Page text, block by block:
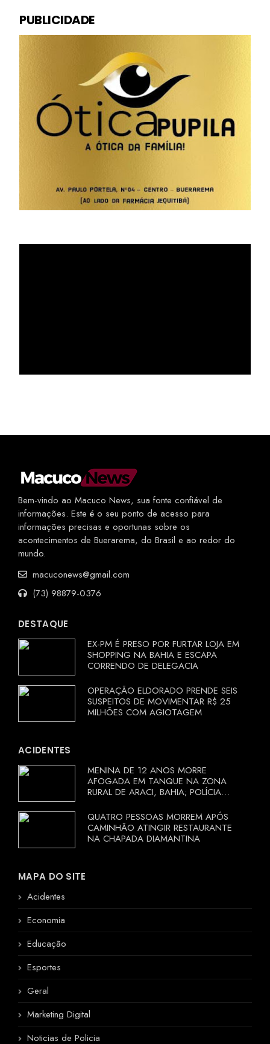
PUBLICIDADE
Bem-vindo ao Macuco News, sua fonte confiável de
informações. Este é o seu ponto de acesso para
informações precisas e oportunas sobre os
acontecimentos de Buerarema, do Brasil e ao redor do
mundo.
macuconews@gmail.com
(73) 98879-0376
DESTAQUE
EX-PM É PRESO POR FURTAR LOJA EM
SHOPPING NA BAHIA E ESCAPA
CORRENDO DE DELEGACIA
OPERAÇÃO ELDORADO PRENDE SEIS
SUSPEITOS DE MOVIMENTAR R$ 25
MILHÕES COM AGIOTAGEM
ACIDENTES
MENINA DE 12 ANOS MORRE
AFOGADA EM TANQUE NA ZONA
RURAL DE ARACI, BAHIA; POLÍCIA
QUATRO PESSOAS MORREM APÓS
CAMINHÃO ATINGIR RESTAURANTE
NA CHAPADA DIAMANTINA
MAPA DO SITE
Acidentes
Economia
Educação
Esportes
Geral
Marketing Digital
Noticias de Policia